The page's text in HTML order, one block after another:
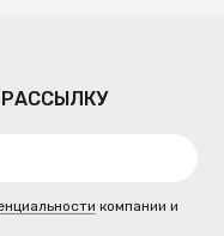
компании и